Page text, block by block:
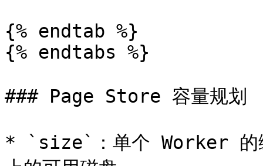
{% endtab %}
{% endtabs %}
### Page Store 容量规划
* `size`：单个 Worker 的